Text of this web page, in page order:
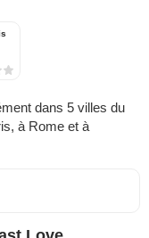
dans 5 villes du
à Rome et à